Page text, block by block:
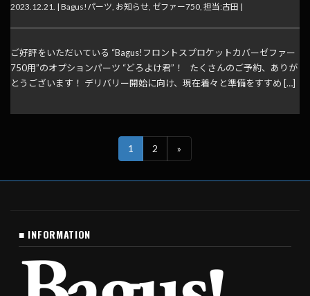
2023.12.21. | Bagus!パーツ お知らせ ゼファー750 担当:古田 |
ご好評をいただいている “Bagus!フロントスプロケットカバーゼファー
750用”のオプションパーツ “どろよけ君”！ たくさんのご予約、ありが
とうございます！ デリバリー開始に向け、現在着々と準備をすすめ […]
1 2 »
■ INFORMATION